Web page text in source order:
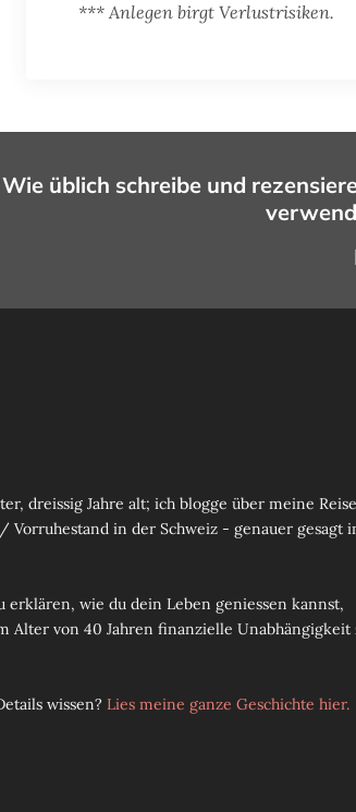
*** Anlegen birgt Verlustrisiken.
Wie üblich schreibe und
dreissig Jahre alt; ich blogge über meine
in der Schweiz - genauer gesagt
erklären, wie du dein Leben geniessen kannst,
Alter von 40 Jahren finanzielle Unabhängigkeit
wissen? Lies meine ganze Geschichte hier.